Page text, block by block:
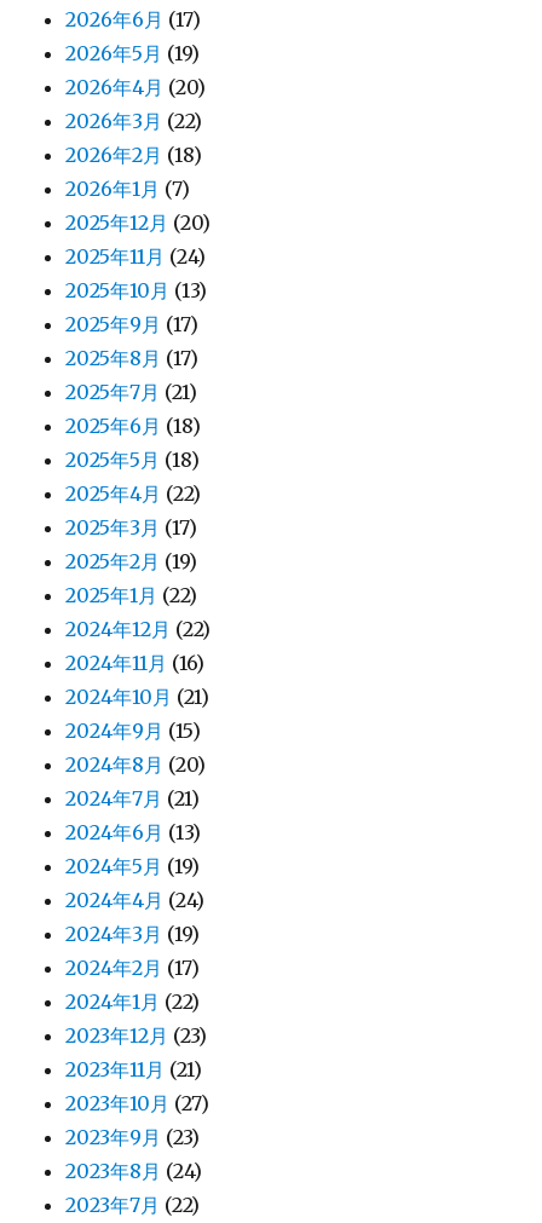
2026年6月 (17)
2026年5月 (19)
2026年4月 (20)
2026年3月 (22)
2026年2月 (18)
2026年1月 (7)
2025年12月 (20)
2025年11月 (24)
2025年10月 (13)
2025年9月 (17)
2025年8月 (17)
2025年7月 (21)
2025年6月 (18)
2025年5月 (18)
2025年4月 (22)
2025年3月 (17)
2025年2月 (19)
2025年1月 (22)
2024年12月 (22)
2024年11月 (16)
2024年10月 (21)
2024年9月 (15)
2024年8月 (20)
2024年7月 (21)
2024年6月 (13)
2024年5月 (19)
2024年4月 (24)
2024年3月 (19)
2024年2月 (17)
2024年1月 (22)
2023年12月 (23)
2023年11月 (21)
2023年10月 (27)
2023年9月 (23)
2023年8月 (24)
2023年7月 (22)